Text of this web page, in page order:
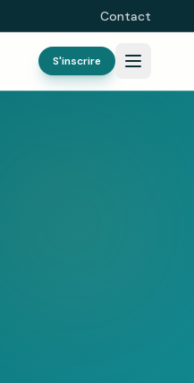
Contact
S'inscrire